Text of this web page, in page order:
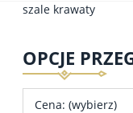
szale krawaty
OPCJE
Cena: (wybierz)